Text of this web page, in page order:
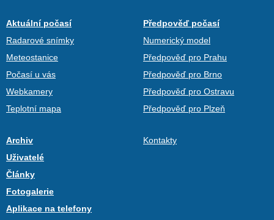
Aktuální počasí
Radarové snímky
Meteostanice
Počasí u vás
Webkamery
Teplotní mapa
Předpověď počasí
Numerický model
Předpověď pro Prahu
Předpověď pro Brno
Předpověď pro Ostravu
Předpověď pro Plzeň
Archiv
Uživatelé
Články
Fotogalerie
Aplikace na telefony
Kontakty